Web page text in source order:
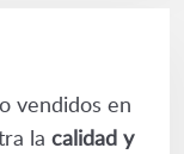
vendidos en
la calidad y